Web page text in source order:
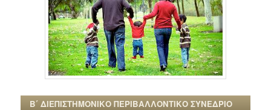
Β΄ ΔΙΕΠΙΣΤΗΜΟΝΙΚΟ ΠΕΡΙΒΑΛΛΟΝΤΙΚΟ ΣΥΝΕΔΡΙΟ